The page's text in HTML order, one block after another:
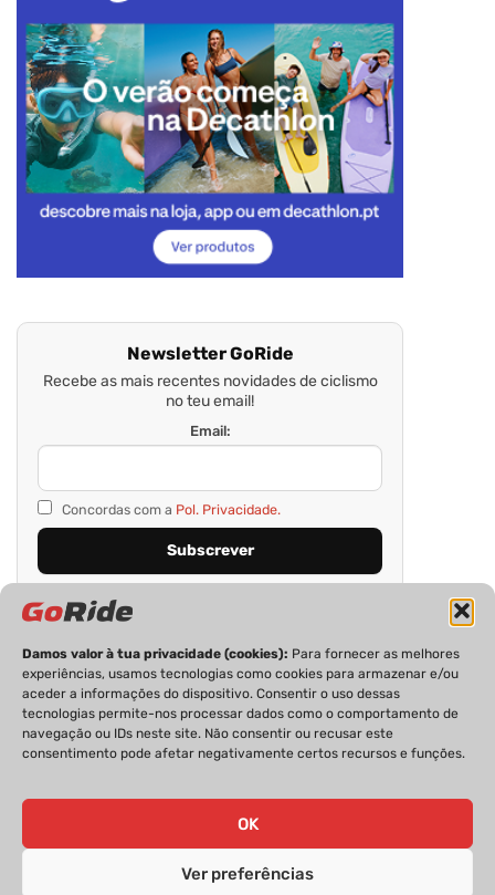
Damos valor à tua privacidade (cookies): Para fornecer as melhores
experiências, usamos tecnologias como cookies para armazenar e/ou
aceder a informações do dispositivo. Consentir o uso dessas
tecnologias permite-nos processar dados como o comportamento de
navegação ou IDs neste site. Não consentir ou recusar este
consentimento pode afetar negativamente certos recursos e funções.
OK
Ver preferências
Newsletter GoRide
Recebe as mais recentes novidades de ciclismo
no teu email!
Email:
Concordas com a Pol. Privacidade.
PRIVACIDADE FICHA TÉCNICA
ESTATUTO EDITORIAL